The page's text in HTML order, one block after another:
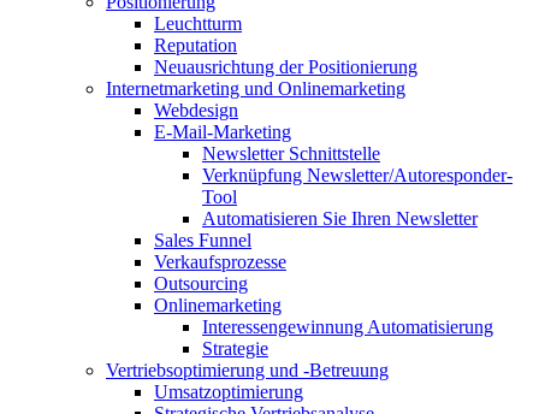
Leuchtturm
Reputation
Neuausrichtung der Positionierung
Internetmarketing und Onlinemarketing
Webdesign
E-Mail-Marketing
Newsletter Schnittstelle
Verknüpfung Newsletter/Autoresponder-
Tool
Automatisieren Sie Ihren Newsletter
Sales Funnel
Verkaufsprozesse
Outsourcing
Onlinemarketing
Interessengewinnung Automatisierung
Strategie
Vertriebsoptimierung und -Betreuung
Umsatzoptimierung